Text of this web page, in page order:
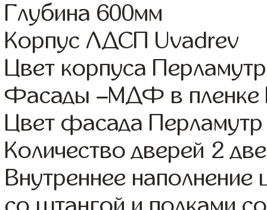
Глубина 600мм
Корпус ЛДСП Uvadrev
Цвет корпуса Перламутр
Фасады –МДФ в пленке
Цвет фасада Перламутр
Количество дверей 2
Внутреннее